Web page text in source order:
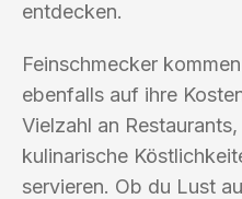
entdecken.
Feinschmecker
ebenfalls auf ihre
Vielzahl an
kulinarische
servieren. Ob du Lust